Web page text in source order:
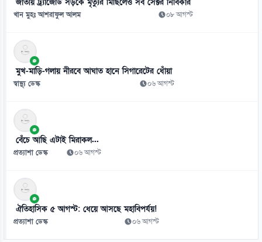
খান মুহঃ আশরাফুল আলম ০৮ আগস্ট
মুখ-মাড়ি-গলায় নীরবে আঘাত হানে সিগারেটের ধোঁয়া
স্বাস্থ্য ডেস্ক ০৬ আগস্ট
বেঁচে আছি এটাই মিরাকল...
প্রত্যাশা ডেস্ক ০৬ আগস্ট
ঐতিহাসিক ৫ আগস্ট: ধেয়ে আসছে মহাবিপর্যয়!
প্রত্যাশা ডেস্ক ০৬ আগস্ট